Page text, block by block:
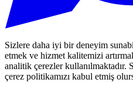
Sizlere daha iyi bir deneyim
etmek ve hizmet kalitemizi
analitik çerezler
çerez politikamızı kabul etmiş